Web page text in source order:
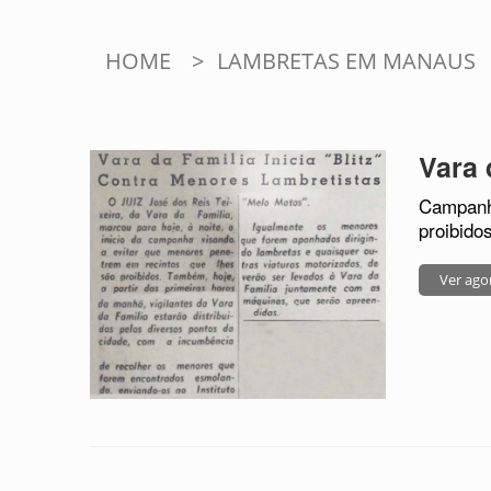
HOME > LAMBRETAS EM MANAUS
Vara
Ver